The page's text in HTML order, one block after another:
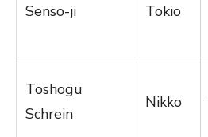
Senso-ji Tokio
Toshogu
Schrein
Nikko